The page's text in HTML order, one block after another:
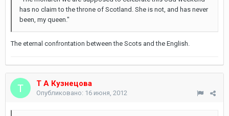
has no claim to the throne of Scotland. She is not, and has never
been, my queen."
The eternal confrontation between the Scots and the English.
Т А Кузнецова
Опубликовано: 16 июня, 2012